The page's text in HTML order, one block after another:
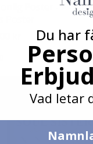
Poster -
utav 5 stjärnor
Du har
Vad letar